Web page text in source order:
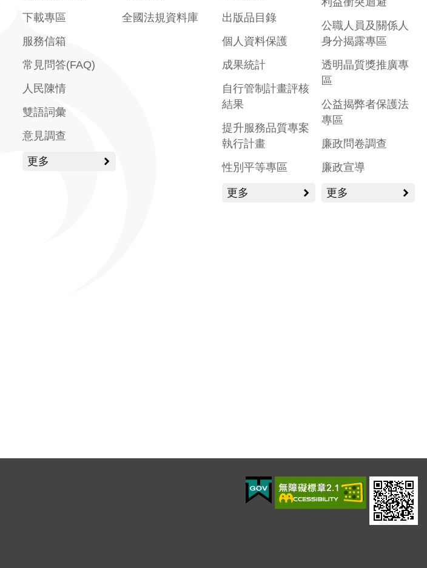
下載專區
服務信箱
常見問答(FAQ)
人民陳情
雙語詞彙
意見調查
更多
全國法規資料庫
出版品目錄
個人資料保護
成果統計
自行管制計畫評核
結果
提升服務品質專案
執行計畫
性別平等專區
更多
公職人員及關係人
身分揭露專區
透明晶質獎推廣專
區
公益揭弊者保護法
專區
廉政問卷調查
廉政宣導
更多